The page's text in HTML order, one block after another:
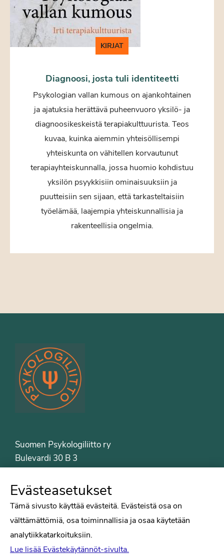
KIRJAT
Diagnoosi, josta tuli identiteetti
Psykologian vallan kumous on ajankohtainen
ja ajatuksia herättävä puheenvuoro yksilö- ja
diagnoosikeskeistä terapiakulttuurista. Teos
kuvaa, kuinka aiemmin yhteisöllisempi
yhteiskunta on vähitellen korvautunut
terapiayhteiskunnalla, jossa huomio kohdistuu
yksilön psyykkisiin ominaisuuksiin ja
puutteisiin sen sijaan, että tarkasteltaisiin
työelämää, laajempia yhteiskunnallisia ja
rakenteellisia ongelmia.
Suomen Psykologiliitto ry
Bulevardi 30 B 3
Puh. 09-6122 9122
Psykologiliiton sivut
Tiede
Evästeasetukset
Tämä sivusto käyttää evästeitä. Evästeistä osa on
välttämättömiä, osa toiminnallisia ja osaa käytetään
analytiikkatarkoituksiin.
Lue lisää Evästekäytännöt-sivulta.